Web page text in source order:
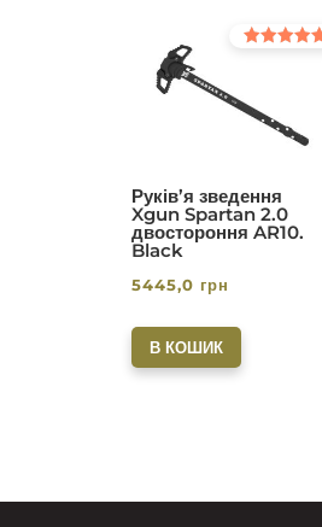
Руків’я зведення
Xgun Spartan 2.0
двостороння AR10.
Black
5445,0 грн
В КОШИК